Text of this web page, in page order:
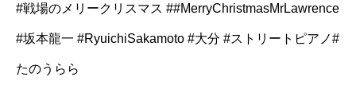
#戦場のメリークリスマス ##MerryChristmasMrLawrence
#坂本龍一 #RyuichiSakamoto #大分 #ストリートピアノ#
たのうらら